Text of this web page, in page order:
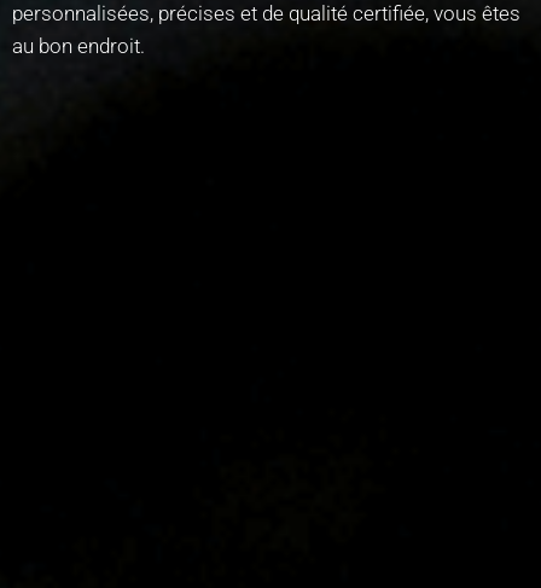
personnalisées, précises et de qualité certifiée, vous êtes
au bon endroit.